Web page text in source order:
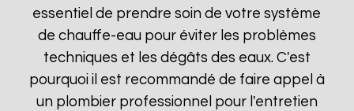
essentiel de prendre soin de votre système
de chauffe-eau pour éviter les problèmes
techniques et les dégâts des eaux. C'est
pourquoi il est recommandé de faire appel à
un plombier professionnel pour l'entretien